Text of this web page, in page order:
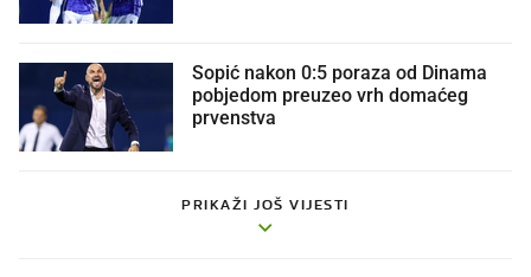
Sopić nakon 0:5 poraza od Dinama
pobjedom preuzeo vrh domaćeg
prvenstva
PRIKAŽI JOŠ VIJESTI